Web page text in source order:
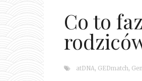
Co to
atDNA, GEDmatch,